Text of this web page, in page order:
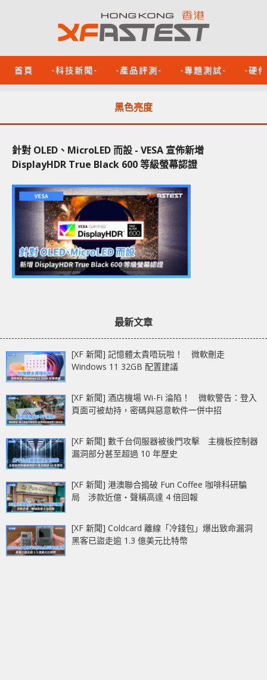
首頁 -科技新聞- -產品評測- -專題測試- -硬
黑色亮度
針對 OLED、MicroLED 而設 - VESA 宣佈新增
DisplayHDR True Black 600 等級螢幕認證
最新文章
[XF 新聞] 記憶體太貴唔玩啦！ 微軟刪走
Windows 11 32GB 配置建議
[XF 新聞] 酒店機場 Wi-Fi 淪陷！ 微軟警告：登入
頁面可被劫持，密碼與惡意軟件一併中招
[XF 新聞] 數千台伺服器被後門攻擊 主機板控制器
漏洞部分甚至超過 10 年歷史
[XF 新聞] 港澳聯合搗破 Fun Coffee 咖啡科研騙
局 涉款近億‧聲稱高達 4 倍回報
[XF 新聞] Coldcard 離線「冷錢包」爆出致命漏洞
黑客已盜走逾 1.3 億美元比特幣